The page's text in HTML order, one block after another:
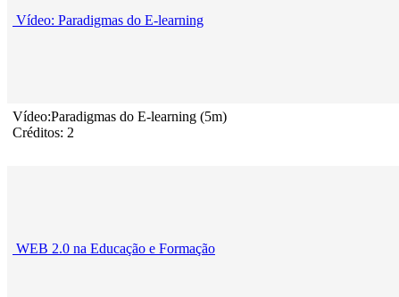
Vídeo: Paradigmas do E-learning
Vídeo:Paradigmas do E-learning (5m)
Créditos: 2
WEB 2.0 na Educação e Formação